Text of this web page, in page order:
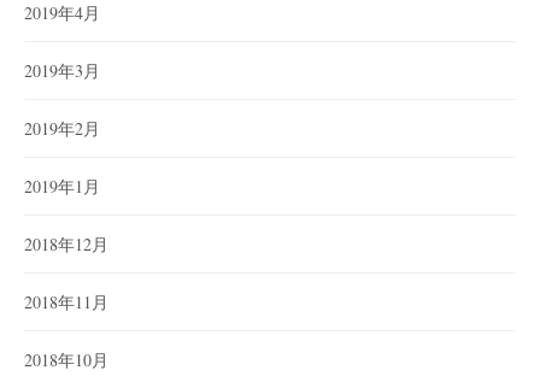
2019年4月
2019年3月
2019年2月
2019年1月
2018年12月
2018年11月
2018年10月